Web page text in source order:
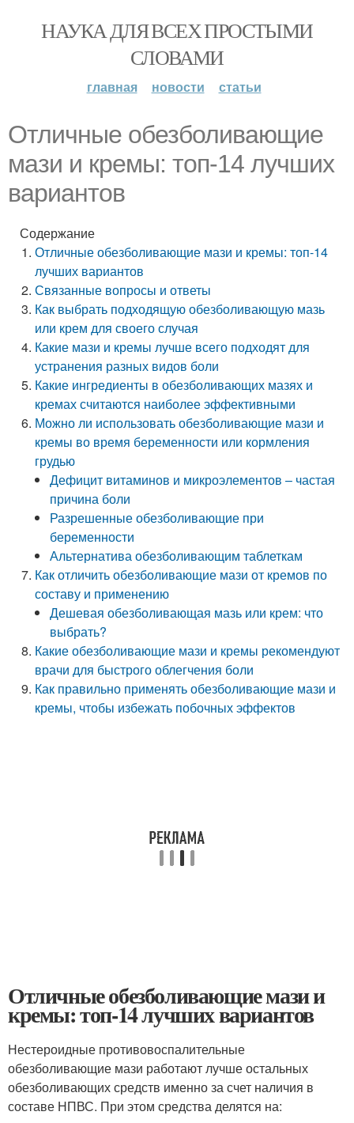
НАУКА ДЛЯ ВСЕХ ПРОСТЫМИ
СЛОВАМИ
главная новости статьи
Отличные обезболивающие
мази и кремы: топ-14 лучших
вариантов
Содержание
Отличные обезболивающие мази и кремы: топ-14
лучших вариантов
Связанные вопросы и ответы
Как выбрать подходящую обезболивающую мазь
или крем для своего случая
Какие мази и кремы лучше всего подходят для
устранения разных видов боли
Какие ингредиенты в обезболивающих мазях и
кремах считаются наиболее эффективными
Можно ли использовать обезболивающие мази и
кремы во время беременности или кормления
грудью
Дефицит витаминов и микроэлементов – частая
причина боли
Разрешенные обезболивающие при
беременности
Альтернатива обезболивающим таблеткам
Как отличить обезболивающие мази от кремов по
составу и применению
Дешевая обезболивающая мазь или крем: что
выбрать?
Какие обезболивающие мази и кремы рекомендуют
врачи для быстрого облегчения боли
Как правильно применять обезболивающие мази и
кремы, чтобы избежать побочных эффектов
Отличные обезболивающие мази и
кремы: топ-14 лучших вариантов
Нестероидные противовоспалительные
обезболивающие мази работают лучше остальных
обезболивающих средств именно за счет наличия в
составе НПВС. При этом средства делятся на: